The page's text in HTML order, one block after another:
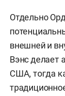
Отдельно
внешней и
Вэнс делает
США, тогда